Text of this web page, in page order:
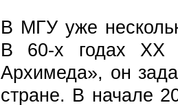
В МГУ уже
В 60-х годах ХХ
Архимеда», он
стране. В начале